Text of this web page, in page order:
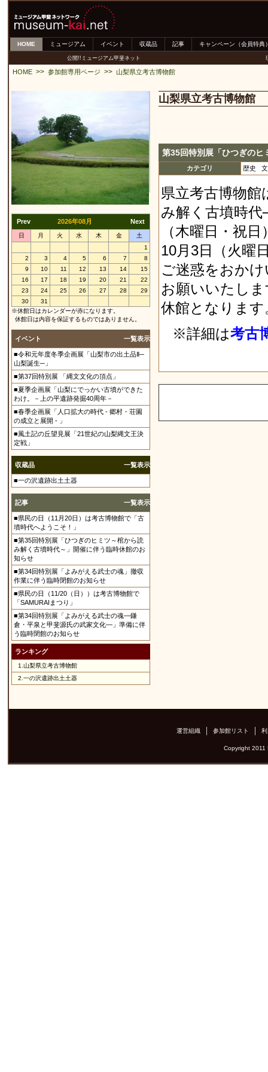
HOME ミュージアム イベント 収蔵品 記事 キャンペーン（会員特典
公開!!ミュージアム甲斐ネット
HOME >> 参加館専用ページ >> 山梨県立考古博物館
Prev 2026年08月 Next
日 月 火 水 木 金
土
1
2
3 4 5 6 7
8
9
10 11 12 13 14
15
16
17 18 19 20 21
22
23
24 25 26 27 28
29
30
31
※休館日はカレンダーが赤になります。
休館日は内容を保証するものではありません。
イベント 一覧表示
■令和元年度冬季企画展「山梨市の出土品Ⅱ─
山梨誕生─」
■第37回特別展 「縄文文化の頂点」
■夏季企画展「山梨にでっかい古墳ができた
わけ。－上の平遺跡発掘40周年－
■春季企画展「人口拡大の時代 - 郷村・荘園
の成立と展開 - 」
■風土記の丘望見展「21世紀の山梨縄文王決
定戦」
収蔵品 一覧表示
■一の沢遺跡出土土器
記事 一覧表示
■県民の日（11月20日）は考古博物館で「古
墳時代へようこそ！」
■第35回特別展「ひつぎのヒミツ～棺から読
み解く古墳時代～」開催に伴う臨時休館のお
知らせ
■第34回特別展「よみがえる武士の魂」撤収
作業に伴う臨時閉館のお知らせ
■県民の日（11/20（日））は考古博物館で
「SAMURAIまつり」
■第34回特別展「よみがえる武士の魂―鎌
倉・平泉と甲斐源氏の武家文化―」準備に伴
う臨時閉館のお知らせ
ランキング
1. 山梨県立考古博物館
2. 一の沢遺跡出土土器
山梨県立考古博物館
第35回特別展「ひつぎのヒ
カテゴリ 歴史
県立考古博物
み解く古墳時代
（木曜日・祝
10月3日（火曜
ご迷惑をおか
お願いいたし
休館となります
※詳細は考古
運営組織 参加館リスト
Copyright 2011